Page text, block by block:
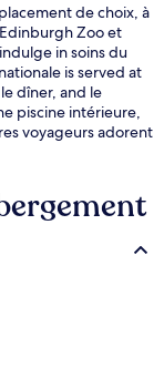
de choix, à
Zoo et
in soins du
is served at
dîner, and le
piscine intérieure,
voyageurs adorent